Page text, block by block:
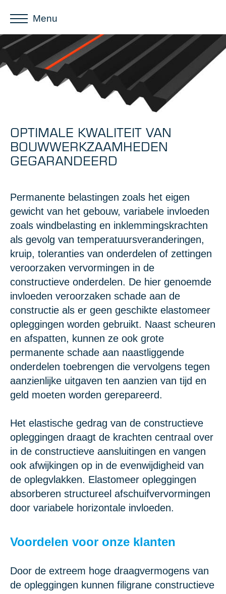
OPTIMALE KWALITEIT VAN
BOUWWERKZAAMHEDEN
GEGARANDEERD
Permanente belastingen zoals het eigen
gewicht van het gebouw, variabele invloeden
zoals windbelasting en inklemmingskrachten
als gevolg van temperatuursveranderingen,
kruip, toleranties van onderdelen of zettingen
veroorzaken vervormingen in de
constructieve onderdelen. De hier genoemde
invloeden veroorzaken schade aan de
constructie als er geen geschikte elastomeer
opleggingen worden gebruikt. Naast scheuren
en afspatten, kunnen ze ook grote
permanente schade aan naastliggende
onderdelen toebrengen die vervolgens tegen
aanzienlijke uitgaven ten aanzien van tijd en
geld moeten worden gerepareerd.
Het elastische gedrag van de constructieve
opleggingen draagt de krachten centraal over
in de constructieve aansluitingen en vangen
ook afwijkingen op in de evenwijdigheid van
de oplegvlakken. Elastomeer opleggingen
absorberen structureel afschuifvervormingen
door variabele horizontale invloeden.
Voordelen voor onze klanten
Door de extreem hoge draagvermogens van
de opleggingen kunnen filigrane constructieve
Menu